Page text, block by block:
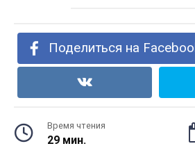
Поделиться на
Время чтения
29 мин.